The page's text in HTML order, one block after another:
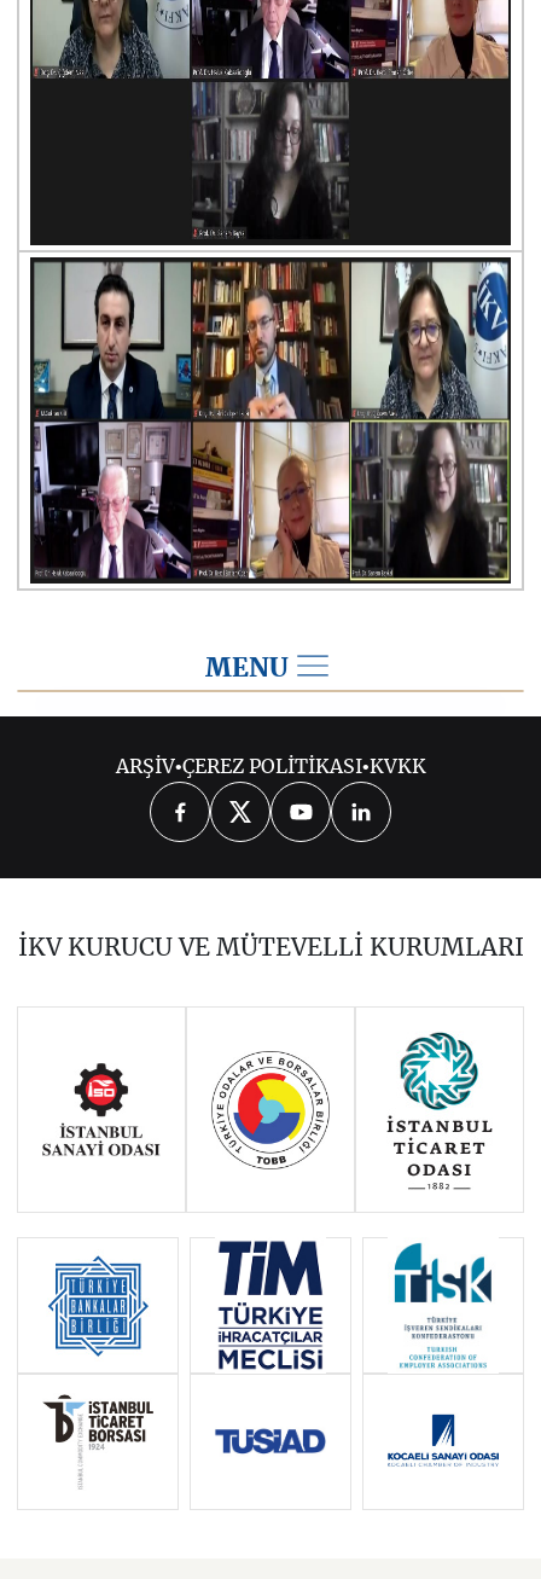
MENU
2026 2025 2024
2023 2022 2020
ARŞİV•ÇEREZ POLİTİKASI•KVKK
İKV KURUCU VE MÜTEVELLİ KURUMLARI